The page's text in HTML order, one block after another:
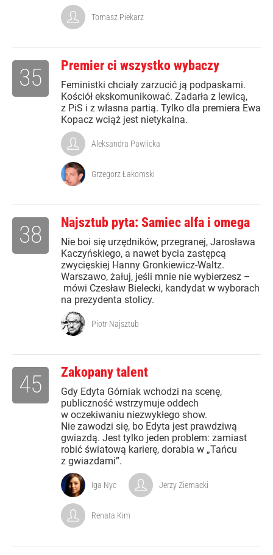
Tomasz Piekarz
Premier ci wszystko wybaczy
Feministki chciały zarzucić ją podpaskami.
Kościół ekskomunikować. Zadarła z lewicą,
z PiS i z własna partią. Tylko dla premiera Ewa
Kopacz wciąż jest nietykalna.
35
Aleksandra Pawlicka
Grzegorz Łakomski
Najsztub pyta: Samiec alfa i omega
Nie boi się urzędników, przegranej, Jarosława
Kaczyńskiego, a nawet bycia zastępcą
zwycięskiej Hanny Gronkiewicz-Waltz.
Warszawo, żałuj, jeśli mnie nie wybierzesz –
mówi Czesław Bielecki, kandydat w wyborach
na prezydenta stolicy.
38
Piotr Najsztub
Zakopany talent
Gdy Edyta Górniak wchodzi na scenę,
publiczność wstrzymuje oddech
w oczekiwaniu niezwykłego show.
Nie zawodzi się, bo Edyta jest prawdziwą
gwiazdą. Jest tylko jeden problem: zamiast
robić światową karierę, dorabia w „Tańcu
z gwiazdami”.
45
Iga Nyc Jerzy Ziemacki
Renata Kim